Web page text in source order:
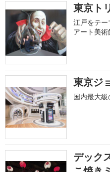
東京ト
江戸をテ
アート美術
東京ジ
国内最大
デック